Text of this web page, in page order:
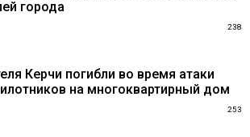
города
238
Керчи погибли во время атаки
на многоквартирный дом
253